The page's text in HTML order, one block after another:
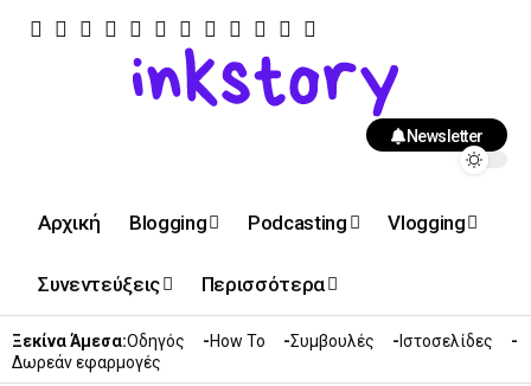
Newsletter
Αρχική Blogging Podcasting Vlogging
Συνεντεύξεις Περισσότερα
Ξεκίνα Άμεσα:Οδηγός How To Συμβουλές
Ιστοσελίδες
Δωρεάν εφαρμογές